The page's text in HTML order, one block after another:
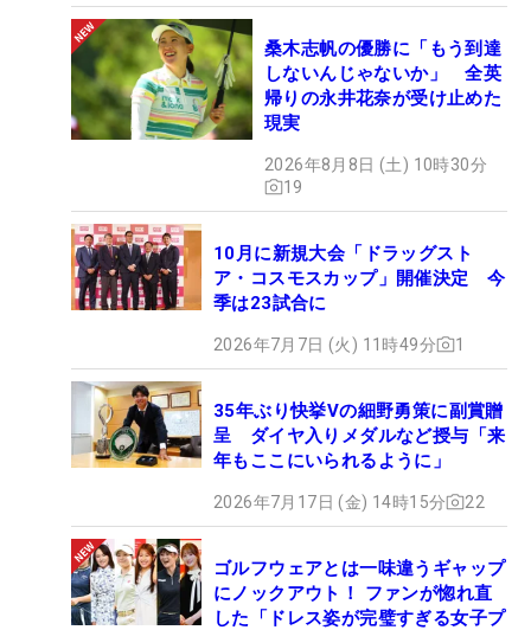
桑木志帆の優勝に「もう到達
しないんじゃないか」 全英
帰りの永井花奈が受け止めた
現実
2026年8月8日 (土) 10時30分
19
10月に新規大会「ドラッグスト
ア・コスモスカップ」開催決定 今
季は23試合に
2026年7月7日 (火) 11時49分 1
35年ぶり快挙Vの細野勇策に副賞贈
呈 ダイヤ入りメダルなど授与「来
年もここにいられるように」
2026年7月17日 (金) 14時15分 22
ゴルフウェアとは一味違うギャップ
にノックアウト！ ファンが惚れ直
した「ドレス姿が完璧すぎる女子プ